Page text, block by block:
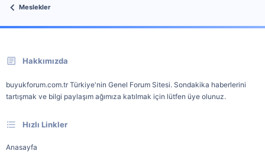
Meslekler
Hakkımızda
buyukforum.com.tr Türkiye'nin Genel Forum Sitesi. Sondakika haberlerini
tartışmak ve bilgi paylaşım ağımıza katılmak için lütfen üye olunuz.
Hızlı Linkler
Anasayfa